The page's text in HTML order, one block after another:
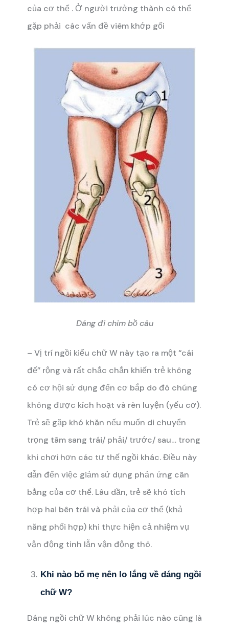
của cơ thể . Ở người trưởng thành có thể
gặp phải các vấn đề viêm khớp gối
Dáng đi chim bồ câu
– Vị trí ngồi kiểu chữ W này tạo ra một “cái
đế” rộng và rất chắc chắn khiến trẻ không
có cơ hội sử dụng đến cơ bắp do đó chúng
không được kích hoạt và rèn luyện (yếu cơ).
Trẻ sẽ gặp khó khăn nếu muốn di chuyển
trọng tâm sang trái/ phải/ trước/ sau… trong
khi chơi hơn các tư thế ngồi khác. Điều này
dẫn đến việc giảm sử dụng phản ứng cân
bằng của cơ thể. Lâu dần, trẻ sẽ khó tích
hợp hai bên trái và phải của cơ thể (khả
năng phối hợp) khi thực hiện cả nhiệm vụ
vận động tinh lẫn vận động thô.
Khi nào bố mẹ nên lo lắng về dáng ngồi
chữ W?
Dáng ngồi chữ W không phải lúc nào cũng là